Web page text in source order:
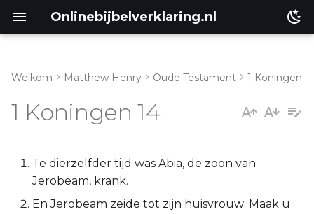
Onlinebijbelverklaring.nl
1 Koningen 14:1-6
1 Koningen 14:7-20
1 Koningen 14:21-31
Lukas
Johannes
Welkom Matthew Henry Oude Testament 1 Koningen
1 Koningen 14
Te dierzelfder tijd was Abia, de zoon van
Jerobeam, krank.
En Jerobeam zeide tot zijn huisvrouw: Maak u